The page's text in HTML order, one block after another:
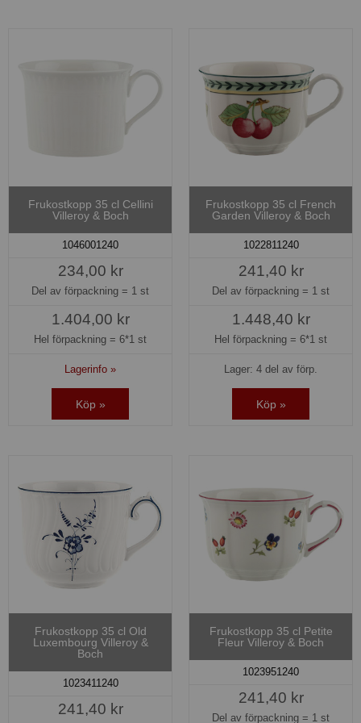
Frukostkopp 35 cl Cellini
Villeroy & Boch
1046001240
234,00 kr
Del av förpackning = 1 st
1.404,00 kr
Hel förpackning = 6*1 st
Lagerinfo »
Köp »
Frukostkopp 35 cl French
Garden Villeroy & Boch
1022811240
241,40 kr
Del av förpackning = 1 st
1.448,40 kr
Hel förpackning = 6*1 st
Lager: 4 del av förp.
Köp »
Frukostkopp 35 cl Old
Luxembourg Villeroy &
Boch
1023411240
241,40 kr
Frukostkopp 35 cl Petite
Fleur Villeroy & Boch
1023951240
241,40 kr
Del av förpackning = 1 st